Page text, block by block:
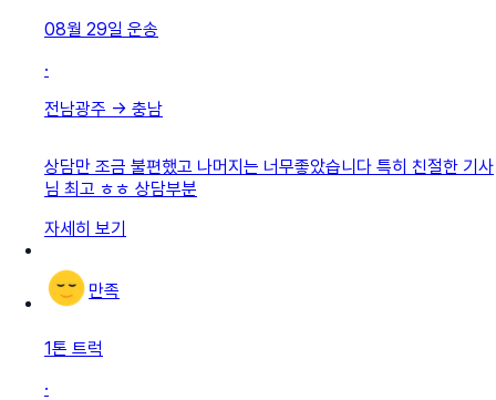
08월 29일 운송
·
전남광주 → 충남
상담만 조금 불편했고 나머지는 너무좋았습니다 특히 친절한 기사
님 최고 ㅎㅎ 상담부분
자세히 보기
만족
1톤 트럭
·